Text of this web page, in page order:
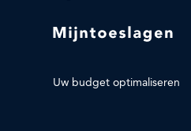
Uw budget optimaliseren